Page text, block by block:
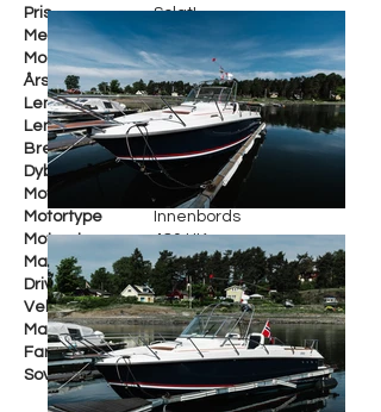
Pris
Solgt!
Merke
Marex
Modell
360 CC
Årsmodell
2021
Lengde i cm
1149 cm
Lengde i fot
36 fot
Bredde
349 cm
Dybde
Motorfabrikant
Volvo Penta D6-480
Motortype
Innenbords
Motorstr.
480 HK
Maks fart
29 knop
Drivstoff
Diesel
Vekt
7 700kg
Materiale
Glassfiber
Farge
Hvit
Soveplasser